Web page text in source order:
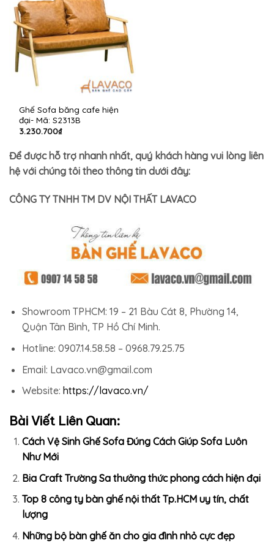
Ghế Sofa băng cafe hiện
đại- Mã: S2313B
3.230.700₫
Để được hỗ trợ nhanh nhất, quý khách hàng vui lòng liên
hệ với chúng tôi theo thông tin dưới đây:
CÔNG TY TNHH TM DV NỘI THẤT LAVACO
Showroom TPHCM: 19 – 21 Bàu Cát 8, Phường 14,
Quận Tân Bình, TP Hồ Chí Minh.
Hotline: 0907.14.58.58 – 0968.79.25.75
Email: Lavaco.vn@gmail.com
Website: https://lavaco.vn/
Bài Viết Liên Quan:
Cách Vệ Sinh Ghế Sofa Đúng Cách Giúp Sofa Luôn
Như Mới
Bia Craft Trường Sa thưởng thức phong cách hiện đại
Top 8 công ty bàn ghế nội thất Tp.HCM uy tín, chất
lượng
Những bộ bàn ghế ăn cho gia đình nhỏ cực đẹp